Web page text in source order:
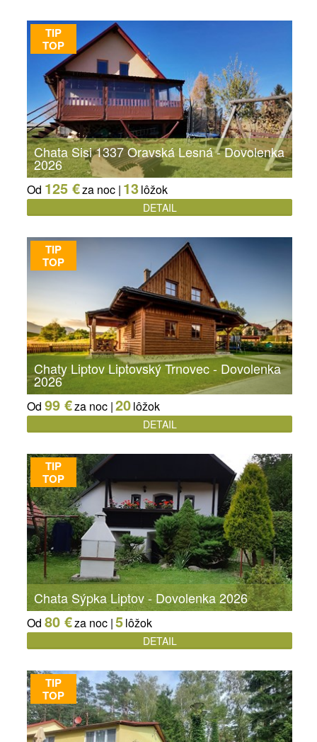
TIP
TOP
Chata Sisi 1337 Oravská Lesná - Dovolenka
2026
Od 125 €za noc | 13lôžok
DETAIL
TIP
TOP
Chaty Liptov Liptovský Trnovec - Dovolenka
2026
Od 99 €za noc |20lôžok
DETAIL
TIP
TOP
Chata Sýpka Liptov - Dovolenka 2026
Od 80 €za noc |5lôžok
DETAIL
TIP
TOP